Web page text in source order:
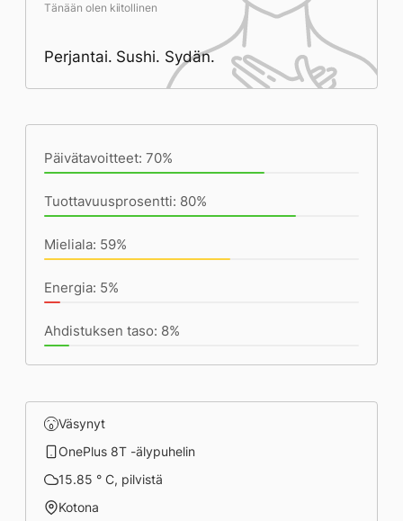
Tänään olen kiitollinen
Perjantai. Sushi. Sydän.
Päivätavoitteet: 70%
Tuottavuusprosentti: 80%
Mieliala: 59%
Energia: 5%
Ahdistuksen taso: 8%
Väsynyt
OnePlus 8T -älypuhelin
15.85 ° C, pilvistä
Kotona